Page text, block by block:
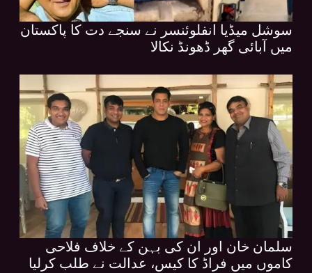
سوشل میڈیا انفلوئنسر نے سنجے دت کا پاکستان
میں آبائی گھر ڈھونڈ نکالا
سلمان خان اور ان کی بہن کے خلاف فلاحی
کاموں میں فراڈ کا کیس، عدالت نے طلب کرلیا